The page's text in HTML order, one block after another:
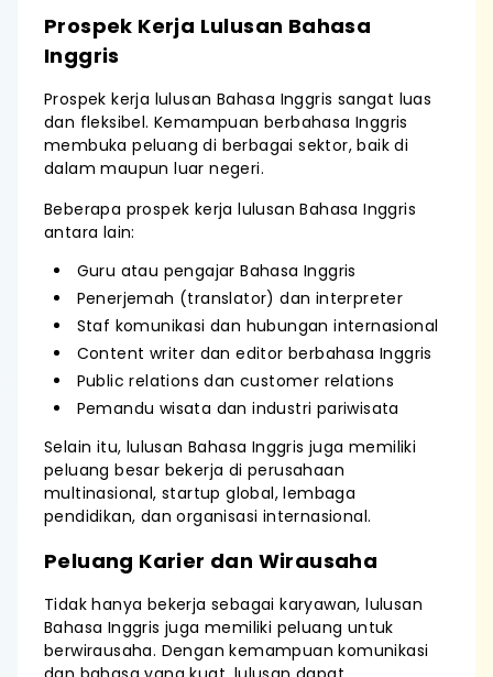
Prospek Kerja Lulusan Bahasa
Inggris
Prospek kerja lulusan Bahasa Inggris sangat luas
dan fleksibel. Kemampuan berbahasa Inggris
membuka peluang di berbagai sektor, baik di
dalam maupun luar negeri.
Beberapa prospek kerja lulusan Bahasa Inggris
antara lain:
Guru atau pengajar Bahasa Inggris
Penerjemah (translator) dan interpreter
Staf komunikasi dan hubungan internasional
Content writer dan editor berbahasa Inggris
Public relations dan customer relations
Pemandu wisata dan industri pariwisata
Selain itu, lulusan Bahasa Inggris juga memiliki
peluang besar bekerja di perusahaan
multinasional, startup global, lembaga
pendidikan, dan organisasi internasional.
Peluang Karier dan Wirausaha
Tidak hanya bekerja sebagai karyawan, lulusan
Bahasa Inggris juga memiliki peluang untuk
berwirausaha. Dengan kemampuan komunikasi